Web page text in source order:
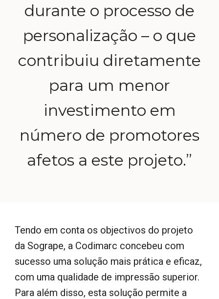
durante o processo de
personalização – o que
contribuiu diretamente
para um menor
investimento em
número de promotores
afetos a este projeto.”
Tendo em conta os objectivos do projeto
da Sogrape, a Codimarc concebeu com
sucesso uma solução mais prática e eficaz,
com uma qualidade de impressão superior.
Para além disso, esta solução permite a